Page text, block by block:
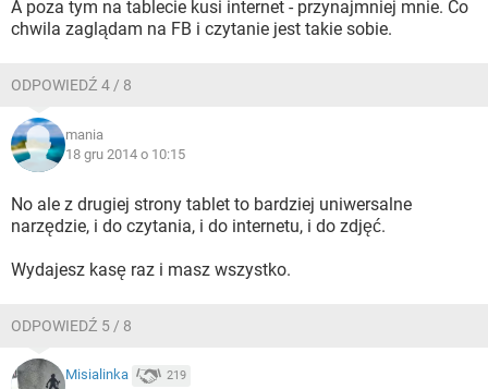
A poza tym na tablecie kusi internet - przynajmniej mnie. Co
chwila zaglądam na FB i czytanie jest takie sobie.
ODPOWIEDŹ 4 / 8
mania
18 gru 2014 o 10:15
No ale z drugiej strony tablet to bardziej uniwersalne
narzędzie, i do czytania, i do internetu, i do zdjęć.
Wydajesz kasę raz i masz wszystko.
ODPOWIEDŹ 5 / 8
Misialinka 219